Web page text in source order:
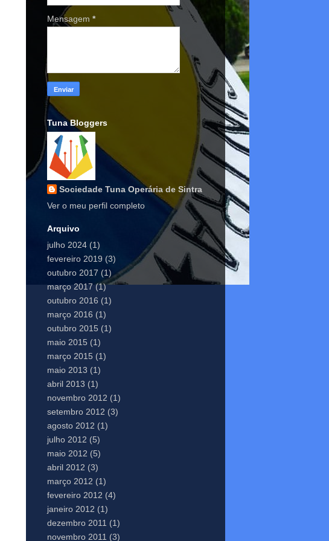
Mensagem *
Tuna Bloggers
Sociedade Tuna Operária de Sintra
Ver o meu perfil completo
Arquivo
julho 2024 (1)
fevereiro 2019 (3)
outubro 2017 (1)
março 2017 (1)
outubro 2016 (1)
março 2016 (1)
outubro 2015 (1)
maio 2015 (1)
março 2015 (1)
maio 2013 (1)
abril 2013 (1)
novembro 2012 (1)
setembro 2012 (3)
agosto 2012 (1)
julho 2012 (5)
maio 2012 (5)
abril 2012 (3)
março 2012 (1)
fevereiro 2012 (4)
janeiro 2012 (1)
dezembro 2011 (1)
novembro 2011 (3)